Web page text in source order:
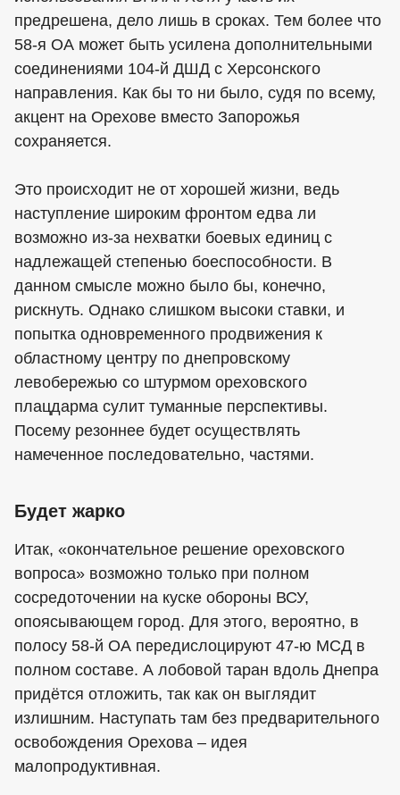
предрешена, дело лишь в сроках. Тем более что
58-я ОА может быть усилена дополнительными
соединениями 104-й ДШД с Херсонского
направления. Как бы то ни было, судя по всему,
акцент на Орехове вместо Запорожья
сохраняется.
Это происходит не от хорошей жизни, ведь
наступление широким фронтом едва ли
возможно из-за нехватки боевых единиц с
надлежащей степенью боеспособности. В
данном смысле можно было бы, конечно,
рискнуть. Однако слишком высоки ставки, и
попытка одновременного продвижения к
областному центру по днепровскому
левобережью со штурмом ореховского
плацдарма сулит туманные перспективы.
Посему резоннее будет осуществлять
намеченное последовательно, частями.
Будет жарко
Итак, «окончательное решение ореховского
вопроса» возможно только при полном
сосредоточении на куске обороны ВСУ,
опоясывающем город. Для этого, вероятно, в
полосу 58-й ОА передислоцируют 47-ю МСД в
полном составе. А лобовой таран вдоль Днепра
придётся отложить, так как он выглядит
излишним. Наступать там без предварительного
освобождения Орехова – идея
малопродуктивная.